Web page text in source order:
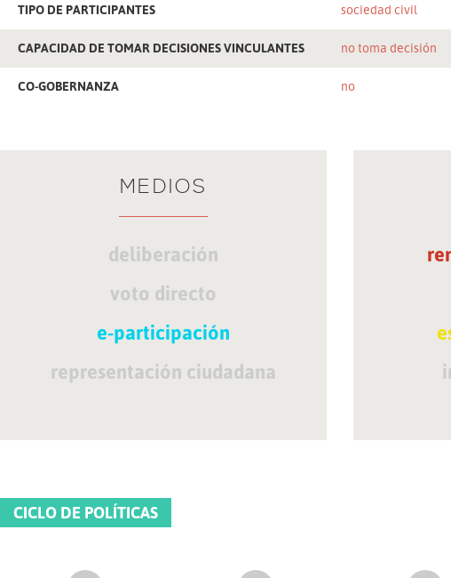
TIPO DE PARTICIPANTES sociedad civil
CAPACIDAD DE TOMAR DECISIONES VINCULANTES no toma decisión
CO-GOBERNANZA no
MEDIOS
deliberación
voto directo
e-participación
representación ciudadana
CICLO DE POLÍTICAS